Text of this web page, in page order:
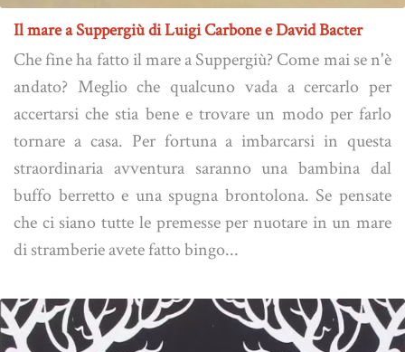
Il mare a Suppergiù di Luigi Carbone e David Bacter
Che fine ha fatto il mare a Suppergiù? Come mai se n'è
andato? Meglio che qualcuno vada a cercarlo per
accertarsi che stia bene e trovare un modo per farlo
tornare a casa. Per fortuna a imbarcarsi in questa
straordinaria avventura saranno una bambina dal
buffo berretto e una spugna brontolona. Se pensate
che ci siano tutte le premesse per nuotare in un mare
di stramberie avete fatto bingo...